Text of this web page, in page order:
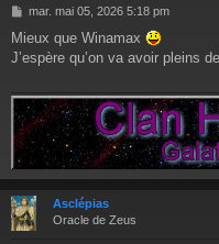
M
s
s
e
mar. mai 05, 2026 5:18 pm
Mieux que Winamax
J’espère qu’on va avoir pleins
Asclépias
Oracle de Zeus